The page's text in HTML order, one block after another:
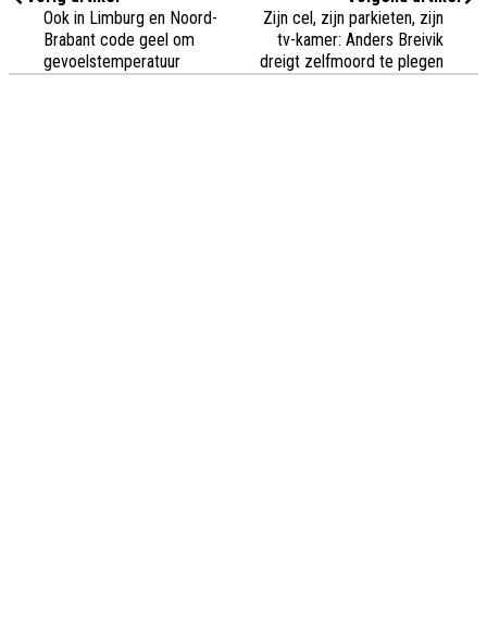
Ook in Limburg en Noord-
Brabant code geel om
gevoelstemperatuur
Zijn cel, zijn parkieten, zijn
tv-kamer: Anders Breivik
dreigt zelfmoord te plegen